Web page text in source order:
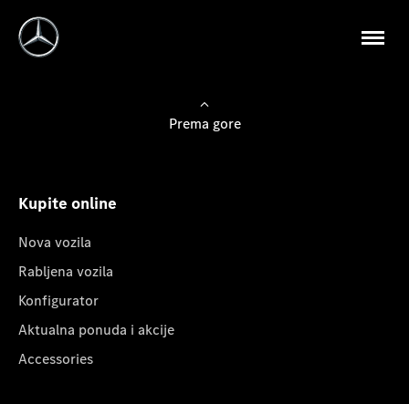
Prema gore
Kupite online
Nova vozila
Rabljena vozila
Konfigurator
Aktualna ponuda i akcije
Accessories